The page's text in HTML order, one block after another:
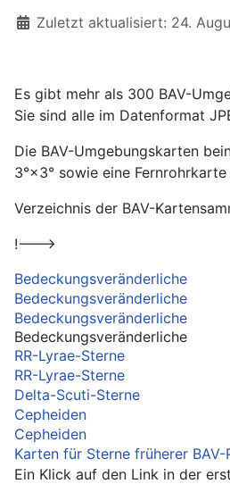
DetailsZuletzt aktualisiert: 24.
Es gibt mehr als 300 BAV-
Sie sind alle im Datenformat
Die BAV-Umgebungskarten
3°×3° sowie eine
Verzeichnis der BAV-
!--->
Bedeckungsveränderliche
Bedeckungsveränderliche
Bedeckungsveränderliche
Bedeckungsveränderliche
RR-Lyrae-Sterne
RR-Lyrae-Sterne
Delta-Scuti-Sterne
Cepheiden
Cepheiden
Karten für Sterne früherer
Ein Klick auf den Link in der